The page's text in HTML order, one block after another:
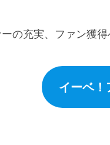
の充実、ファン獲得
イーベ！